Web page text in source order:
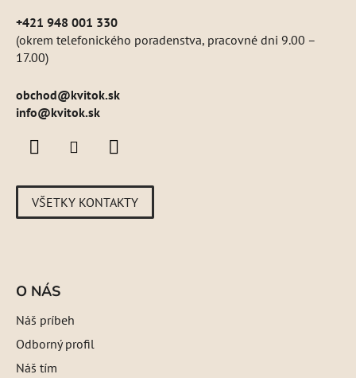
+421 948 001 330
(okrem telefonického poradenstva, pracovné dni 9.00 –
17.00)
obchod@kvitok.sk
info@kvitok.sk
VŠETKY KONTAKTY
O NÁS
Náš príbeh
Odborný profil
Náš tím